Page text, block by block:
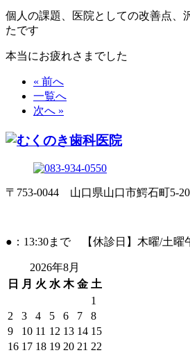
個人の課題、医院としての改善点、
たです
本当にお疲れさまでした
« 前へ
一覧へ
次へ »
〒753-0044 山口県山口市鰐石町5-20
●：13:30まで 【休診日】木曜/土曜
2026年8月
日
月 火 水 木 金 土
1
2
3 4 5 6 7
8
9
10 11 12 13 14 15
16 17 18 19 20 21 22